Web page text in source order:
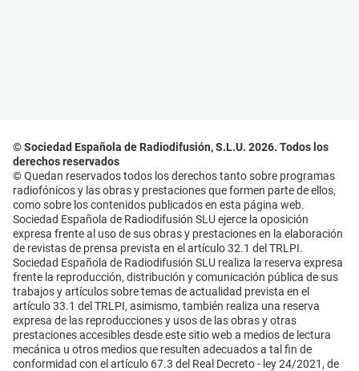
© Sociedad Española de Radiodifusión, S.L.U. 2026. Todos los
derechos reservados
© Quedan reservados todos los derechos tanto sobre programas
radiofónicos y las obras y prestaciones que formen parte de ellos,
como sobre los contenidos publicados en esta página web.
Sociedad Española de Radiodifusión SLU ejerce la oposición
expresa frente al uso de sus obras y prestaciones en la elaboración
de revistas de prensa prevista en el artículo 32.1 del TRLPI.
Sociedad Española de Radiodifusión SLU realiza la reserva expresa
frente la reproducción, distribución y comunicación pública de sus
trabajos y artículos sobre temas de actualidad prevista en el
artículo 33.1 del TRLPI, asimismo, también realiza una reserva
expresa de las reproducciones y usos de las obras y otras
prestaciones accesibles desde este sitio web a medios de lectura
mecánica u otros medios que resulten adecuados a tal fin de
conformidad con el artículo 67.3 del Real Decreto - ley 24/2021, de